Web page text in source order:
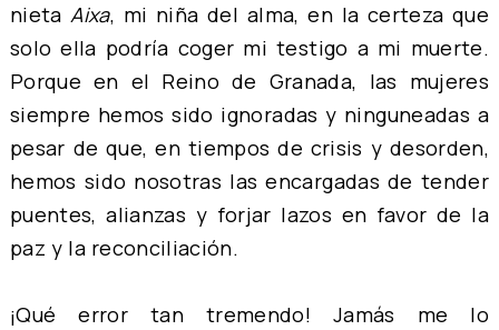
nietaAixa, mi niña del alma, en la certeza que
solo ella podría coger mi testigo a mi muerte.
Porque en el Reino de Granada, las mujeres
siempre hemos sido ignoradas y ninguneadas a
pesar de que, en tiempos de crisis y desorden,
hemos sido nosotras las encargadas de tender
puentes, alianzas y forjar lazos en favor de la
paz y la reconciliación.
¡Qué error tan tremendo! Jamás me lo